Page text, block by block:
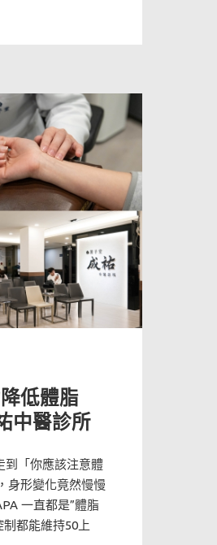
低體脂
中醫診所
到「你應該注意體
身形變化竟然慢慢
一直都是”體脂
都能維持50上